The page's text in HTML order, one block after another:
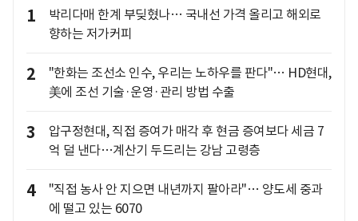
1
박리다매 한계 부딪혔나… 국내선 가격 올리고 해외로
향하는 저가커피
2
"한화는 조선소 인수, 우리는 노하우를 판다"… HD현대,
美에 조선 기술·운영·관리 방법 수출
3
압구정현대, 직접 증여가 매각 후 현금 증여보다 세금 7
억 덜 낸다…계산기 두드리는 강남 고령층
4
"직접 농사 안 지으면 내년까지 팔아라"… 양도세 중과
에 떨고 있는 6070